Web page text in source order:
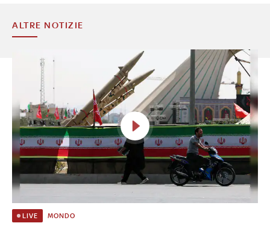
ALTRE NOTIZIE
LIVE MONDO